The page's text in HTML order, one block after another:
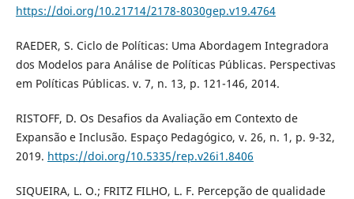
https://doi.org/10.21714/2178-8030gep.v19.4764
RAEDER, S. Ciclo de Políticas: Uma Abordagem Integradora
dos Modelos para Análise de Políticas Públicas. Perspectivas
em Políticas Públicas. v. 7, n. 13, p. 121-146, 2014.
RISTOFF, D. Os Desafios da Avaliação em Contexto de
Expansão e Inclusão. Espaço Pedagógico, v. 26, n. 1, p. 9-32,
2019. https://doi.org/10.5335/rep.v26i1.8406
SIQUEIRA, L. O.; FRITZ FILHO, L. F. Percepção de qualidade